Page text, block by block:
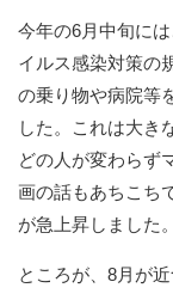
今年の6月中旬に
イルス感染対策の
の乗り物や病院等
した。これは大き
どの人が変わらず
画の話もあちこち
が急上昇しました。
ところが、8月が